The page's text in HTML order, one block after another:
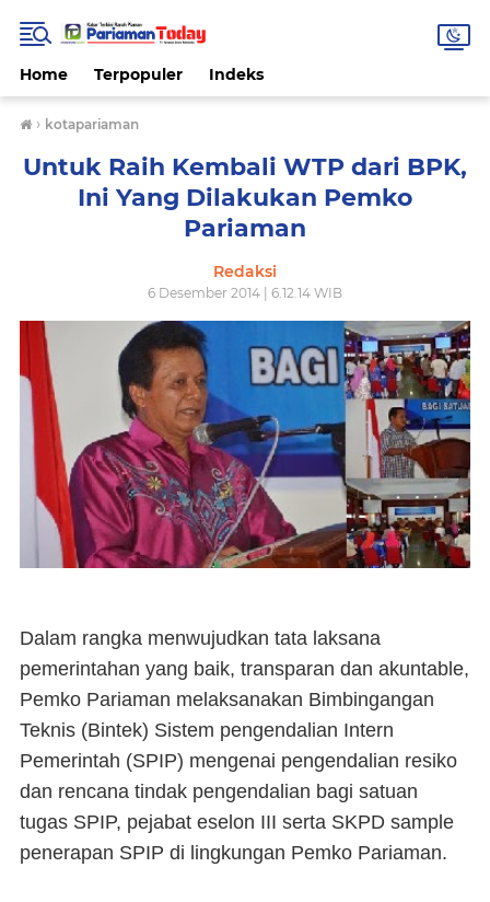
Home Terpopuler Indeks
› kotapariaman
Untuk Raih Kembali WTP dari BPK,
Ini Yang Dilakukan Pemko
Pariaman
Redaksi
6 Desember 2014 | 6.12.14 WIB
Dalam rangka menwujudkan tata laksana
pemerintahan yang baik, transparan dan akuntable,
Pemko Pariaman melaksanakan Bimbingangan
Teknis (Bintek) Sistem pengendalian Intern
Pemerintah (SPIP) mengenai pengendalian resiko
dan rencana tindak pengendalian bagi satuan
tugas SPIP, pejabat eselon III serta SKPD sample
penerapan SPIP di lingkungan Pemko Pariaman.